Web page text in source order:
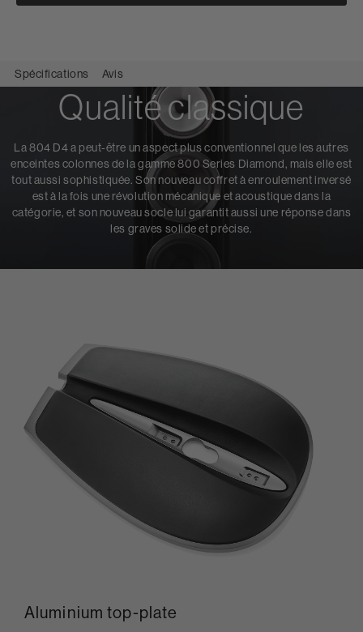
Spécifications Avis
Qualité classique
La 804 D4 a peut-être un aspect plus conventionnel que les autres
enceintes colonnes de la gamme 800 Series Diamond, mais elle est
tout aussi sophistiquée. Son nouveau coffret à enroulement inversé
est à la fois une révolution mécanique et acoustique dans la
catégorie, et son nouveau socle lui garantit aussi une réponse dans
les graves solide et précise.
Aluminium top-plate